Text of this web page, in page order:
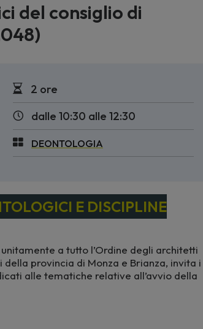
del consiglio di
2 ore
dalle 10:30 alle 12:30
DEONTOLOGIA
E DISCIPLINE
a tutto l’Ordine degli architetti
provincia di Monza e Brianza, invita i
alle tematiche relative all’avvio della